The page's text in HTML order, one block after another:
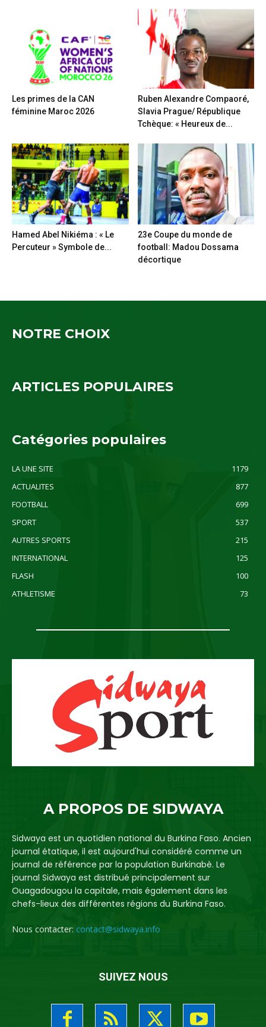
Les primes de la CAN
féminine Maroc 2026
Ruben Alexandre Compaoré,
Slavia Prague/ République
Tchèque: « Heureux de...
Hamed Abel Nikiéma : « Le
Percuteur » Symbole de...
23e Coupe du monde de
football: Madou Dossama
décortique
NOTRE CHOIX
ARTICLES POPULAIRES
Catégories populaires
LA UNE SITE
1179
ACTUALITES
877
FOOTBALL
699
SPORT
537
AUTRES SPORTS
215
INTERNATIONAL
125
FLASH
100
ATHLETISME
73
A PROPOS DE SIDWAYA
Sidwaya est un quotidien national du Burkina Faso. Ancien
journal étatique, il est aujourd'hui considéré comme un
journal de référence par la population Burkinabè. Le
journal Sidwaya est distribué principalement sur
Ouagadougou la capitale, mais également dans les
chefs-lieux des différentes régions du Burkina Faso.
Nous contacter: contact@sidwaya.info
SUIVEZ NOUS